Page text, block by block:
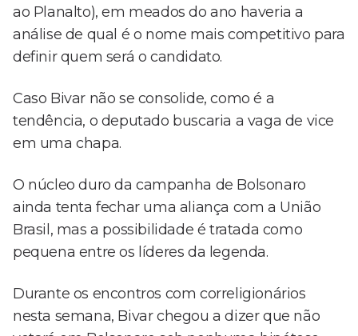
ao Planalto), em meados do ano haveria a
análise de qual é o nome mais competitivo para
definir quem será o candidato.
Caso Bivar não se consolide, como é a
tendência, o deputado buscaria a vaga de vice
em uma chapa.
O núcleo duro da campanha de Bolsonaro
ainda tenta fechar uma aliança com a União
Brasil, mas a possibilidade é tratada como
pequena entre os líderes da legenda.
Durante os encontros com correligionários
nesta semana, Bivar chegou a dizer que não